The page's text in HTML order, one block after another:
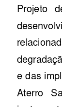
Projeto
e das
Aterro